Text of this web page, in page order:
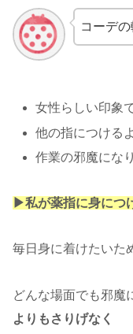
コーデ
女性らしい印象
他の指につける
作業の邪魔にな
▶︎私が薬指に身につ
毎日身に着けたいた
どんな場面でも邪魔
よりもさりげなく